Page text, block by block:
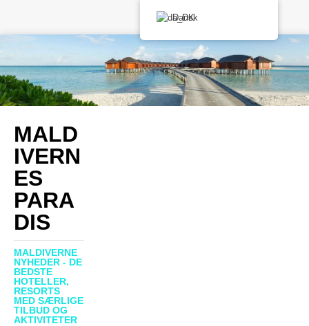
MALD
IVERN
ES
PARA
DIS
MALDIVERNE
NYHEDER - DE
BEDSTE
HOTELLER,
RESORTS
MED SÆRLIGE
TILBUD OG
AKTIVITETER
Dansk